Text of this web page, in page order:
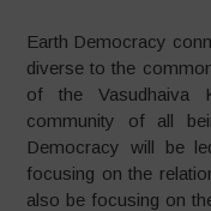
Earth Democracy
diverse to the
of the Vasudhaiva
community of all
Democracy will be
focusing on the
also be focusing on